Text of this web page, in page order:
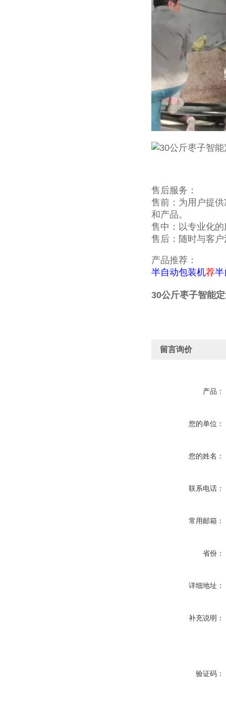
售后服务：
售前：为用户提
和产品。
售中：以专业化
售后：随时与客
产品推荐：
半自动包装机荐半
30公斤枣子智能
留言询价
产品：
您的单位：
您的姓名：
联系电话：
常用邮箱：
省份：
详细地址：
补充说明：
验证码：